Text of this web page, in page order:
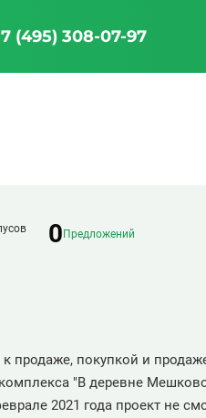
(495) 308-07-97
0 Предложений
продаже, покупкой и
"В деревне
2021 года проект не